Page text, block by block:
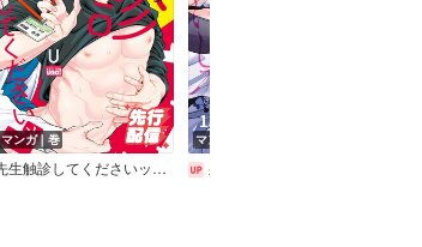
マンガ｜巻
先生触診してくださいッ【電子限定描き下ろし漫画付き】
マンガ｜話
躾けたいならオレにしろ